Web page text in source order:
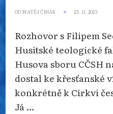
OD MATĚJ ČIHÁK 23. 11. 2023
Rozhovor s Filipem
Husitské teologické
Husova sboru CČSH
dostal ke křesťanské
konkrétně k Církvi
Já …